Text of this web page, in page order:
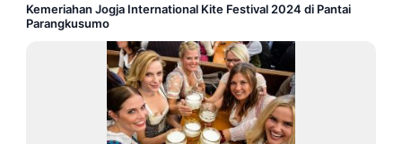
Kemeriahan Jogja International Kite Festival 2024 di Pantai
Parangkusumo